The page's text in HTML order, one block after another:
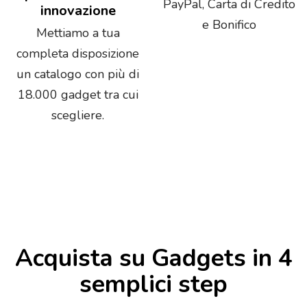
innovazione
Mettiamo a tua
completa disposizione
un catalogo con più di
18.000 gadget tra cui
scegliere.
PayPal, Carta di Credito
e Bonifico
Acquista su Gadgets in 4
semplici step